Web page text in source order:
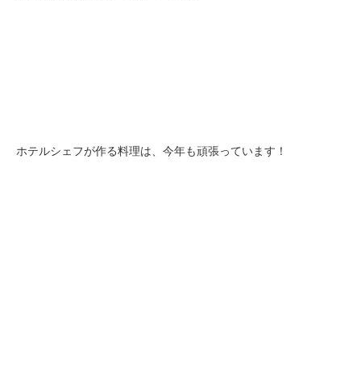
ホテルシェフが作る料理は、今年も頑張っています！